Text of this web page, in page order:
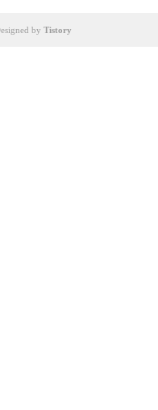
것이 중요해지고 있으며,
by Tistory